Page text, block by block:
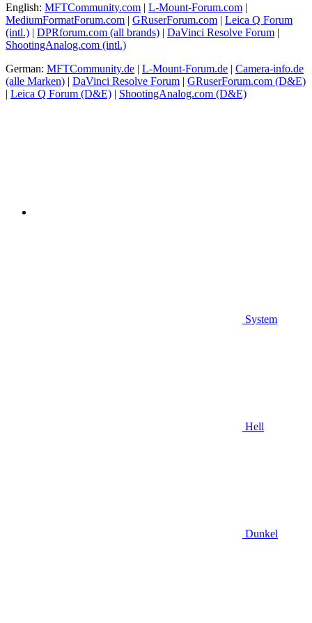
English: MFTCommunity.com | L-Mount-Forum.com |
MediumFormatForum.com | GRuserForum.com | Leica Q Forum
(intl.) | DPRforum.com (all brands) | DaVinci Resolve Forum |
ShootingAnalog.com (intl.)
German: MFTCommunity.de | L-Mount-Forum.de | Camera-info.de
(alle Marken) | DaVinci Resolve Forum | GRuserForum.com (D&E)
| Leica Q Forum (D&E) | ShootingAnalog.com (D&E)
System
Hell
Dunkel